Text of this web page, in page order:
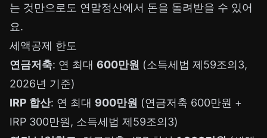
는 것만으로도 연말정산에서 돈을 돌려받을 수 있어
요.
세액공제 한도
연금저축: 연 최대 600만원 (소득세법 제59조의3,
2026년 기준)
IRP 합산: 연 최대 900만원 (연금저축 600만원 +
IRP 300만원, 소득세법 제59조의3)